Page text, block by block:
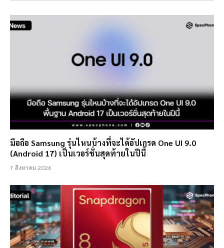
มือถือ Samsung รุ่นไหนบ้างที่จะได้อัปเกรด One UI 9.0
(Android 17) เป็นเวอร์ชั่นสุดท้ายในปีนี้
7 สิงหาคม 2026